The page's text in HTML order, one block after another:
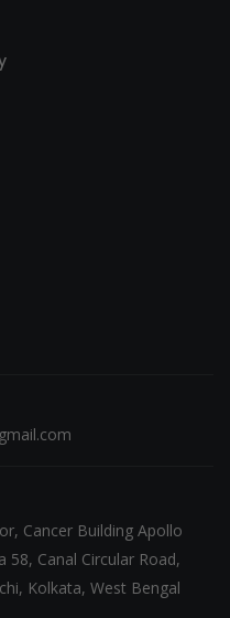
Cancer Building Apollo
58, Canal Circular Road,
Kolkata, West Bengal